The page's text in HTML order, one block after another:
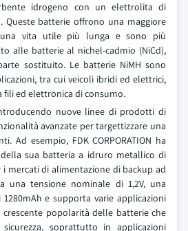
idrogeno con un elettrolita di
Queste batterie offrono una maggiore
una vita utile più lunga e sono più
alle batterie al nichel-cadmio (NiCd),
sostituito. Le batterie NiMH sono
tra cui veicoli ibridi ed elettrici,
fili ed elettronica di consumo.
nuove linee di prodotti di
avanzate per targettizzare una
Ad esempio, FDK CORPORATION ha
sua batteria a idruro metallico di
i mercati di alimentazione di backup ad
una tensione nominale di 1,2V, una
e supporta varie applicazioni
popolarità delle batterie che
soprattutto in applicazioni